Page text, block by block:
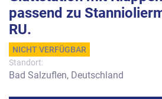
passend zu
RU.
NICHT VERFÜGBAR
Standort:
Bad Salzuflen, Deutschland